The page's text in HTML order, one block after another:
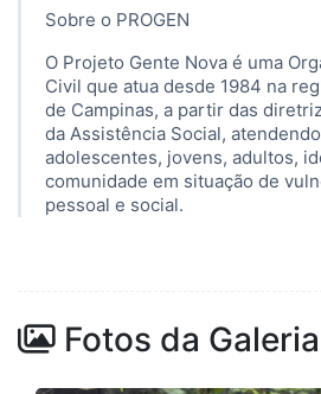
Sobre o PROGEN
O Projeto Gente Nova é uma
Civil que atua desde 1984 na
de Campinas, a partir das
da Assistência Social,
adolescentes, jovens, adultos,
comunidade em situação de
pessoal e social.
Fotos da Galeria